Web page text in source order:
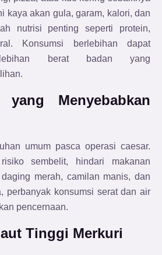
kaya akan gula, garam, kalori, dan
nutrisi penting seperti protein,
Konsumsi berlebihan dapat
berat badan yang
Menyebabkan
umum pasca operasi caesar.
sembelit, hindari makanan
merah, camilan manis, dan
perbanyak konsumsi serat dan air
pencernaan.
Tinggi Merkuri